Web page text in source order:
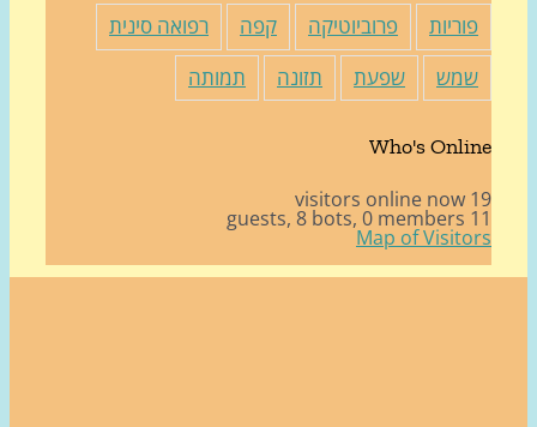
פרוביוטיקה קפה
רפואה סינית
שפעת תזונה תמותה
Who's
8 bots, 0 members
Map of